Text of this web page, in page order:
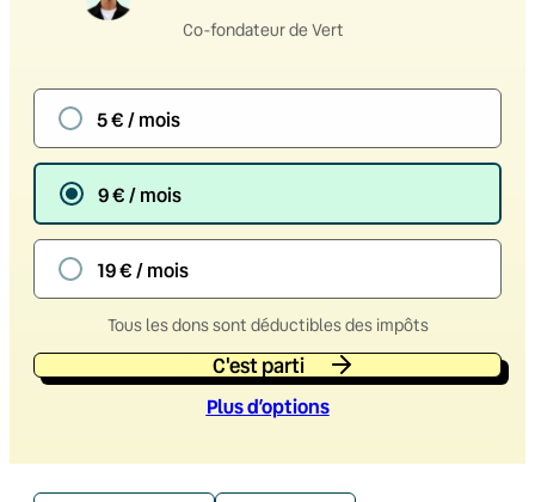
Co-fondateur de Vert
5 € / mois
9 € / mois
19 € / mois
Tous les dons sont déductibles des impôts
C'est parti
Plus d’options